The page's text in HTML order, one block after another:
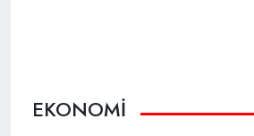
EKONOMİ